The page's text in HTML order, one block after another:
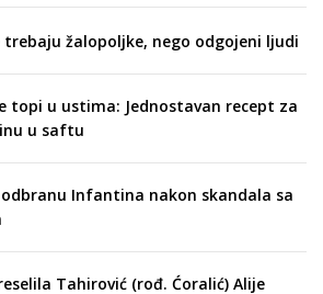
trebaju žalopoljke, nego odgojeni ljudi
topi u ustima: Jednostavan recept za
u saftu
odbranu Infantina nakon skandala sa
Tahirović (rođ. Ćoralić) Alije